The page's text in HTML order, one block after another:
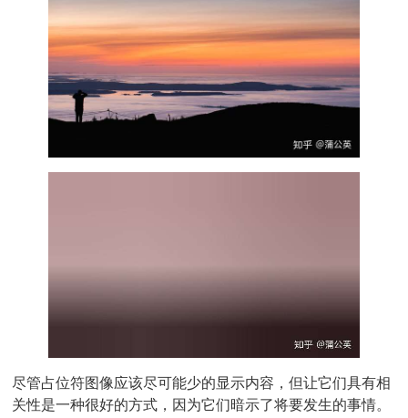
尽管占位符图像应该尽可能少的显示内容，但让它们具有相
关性是一种很好的方式，因为它们暗示了将要发生的事情。